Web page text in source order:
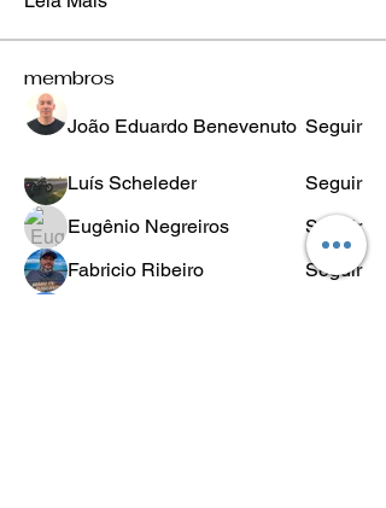
membros
João Eduardo Benevenuto Seguir
Luís Scheleder
Seguir
Eugênio Negreiros
Seguir
Fabricio Ribeiro
Seguir